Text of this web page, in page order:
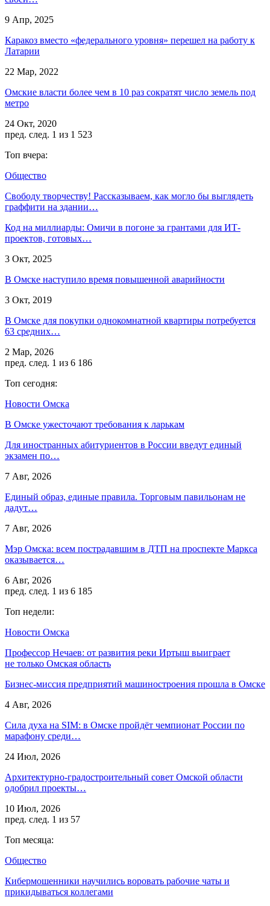
9 Апр, 2025
Каракоз вместо «федерального уровня» перешел на работу к
Латарии
22 Мар, 2022
Омские власти более чем в 10 раз сократят число земель под
метро
24 Окт, 2020
пред. след. 1 из 1 523
Топ вчера:
Общество
Свободу творчеству! Рассказываем, как могло бы выглядеть
граффити на здании…
Код на миллиарды: Омичи в погоне за грантами для ИТ-
проектов, готовых…
3 Окт, 2025
В Омске наступило время повышенной аварийности
3 Окт, 2019
В Омске для покупки однокомнатной квартиры потребуется
63 средних…
2 Мар, 2026
пред. след. 1 из 6 186
Топ сегодня:
Новости Омска
В Омске ужесточают требования к ларькам
Для иностранных абитуриентов в России введут единый
экзамен по…
7 Авг, 2026
Единый образ, единые правила. Торговым павильонам не
дадут…
7 Авг, 2026
Мэр Омска: всем пострадавшим в ДТП на проспекте Маркса
оказывается…
6 Авг, 2026
пред. след. 1 из 6 185
Топ недели:
Новости Омска
Профессор Нечаев: от развития реки Иртыш выиграет
не только Омская область
Бизнес-миссия предприятий машиностроения прошла в Омске
4 Авг, 2026
Сила духа на SIM: в Омске пройдёт чемпионат России по
марафону среди…
24 Июл, 2026
Архитектурно-градостроительный совет Омской области
одобрил проекты…
10 Июл, 2026
пред. след. 1 из 57
Топ месяца:
Общество
Кибермошенники научились воровать рабочие чаты и
прикидываться коллегами